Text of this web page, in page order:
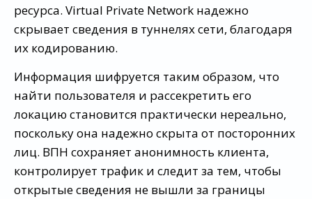
ресурса. Virtual Private Network надежно
скрывает сведения в туннелях сети, благодаря
их кодированию.
Информация шифруется таким образом, что
найти пользователя и рассекретить его
локацию становится практически нереально,
поскольку она надежно скрыта от посторонних
лиц. ВПН сохраняет анонимность клиента,
контролирует трафик и следит за тем, чтобы
открытые сведения не вышли за границы